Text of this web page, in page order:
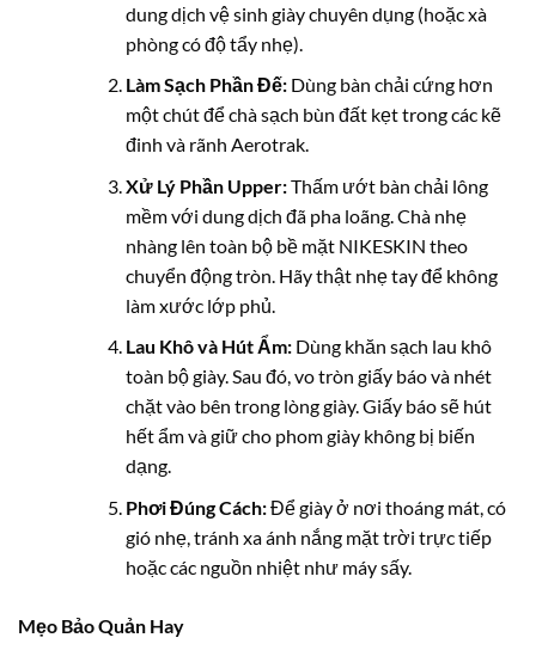
dung dịch vệ sinh giày chuyên dụng (hoặc xà
phòng có độ tẩy nhẹ).
Làm Sạch Phần Đế:Dùng bàn chải cứng hơn
một chút để chà sạch bùn đất kẹt trong các kẽ
đinh và rãnh Aerotrak.
Xử Lý Phần Upper:Thấm ướt bàn chải lông
mềm với dung dịch đã pha loãng. Chà nhẹ
nhàng lên toàn bộ bề mặt NIKESKIN theo
chuyển động tròn. Hãy thật nhẹ tay để không
làm xước lớp phủ.
Lau Khô và Hút Ẩm:Dùng khăn sạch lau khô
toàn bộ giày. Sau đó, vo tròn giấy báo và nhét
chặt vào bên trong lòng giày. Giấy báo sẽ hút
hết ẩm và giữ cho phom giày không bị biến
dạng.
Phơi Đúng Cách:Để giày ở nơi thoáng mát, có
gió nhẹ, tránh xa ánh nắng mặt trời trực tiếp
hoặc các nguồn nhiệt như máy sấy.
Mẹo Bảo Quản Hay